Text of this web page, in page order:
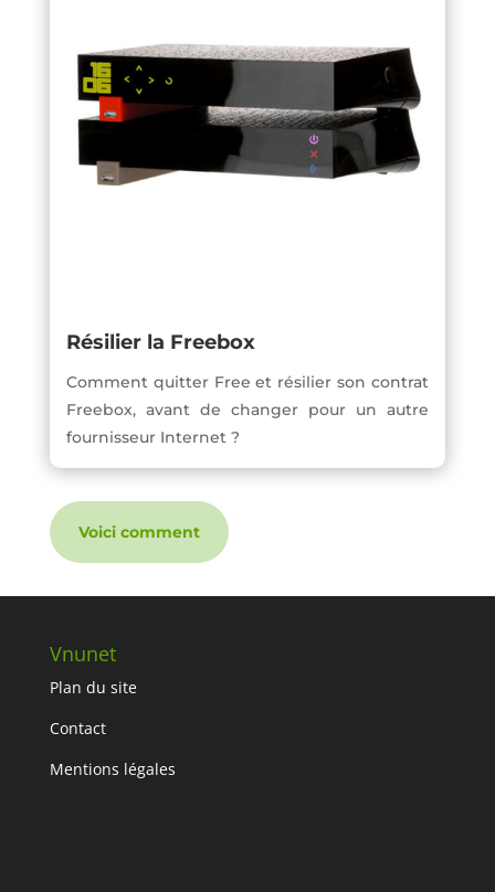
Résilier la Freebox
Comment quitter Free et résilier son contrat
Freebox, avant de changer pour un autre
fournisseur Internet ?
Voici comment
Vnunet
Plan du site
Contact
Mentions légales